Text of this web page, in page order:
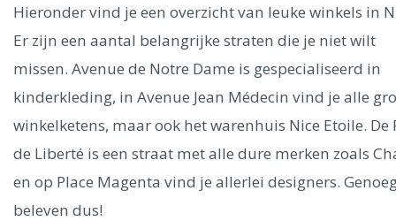
Phoenix
Dresden
Hieronder vind je een overzicht van leuke winkels in
Er zijn een aantal belangrijke straten die je niet wilt
missen. Avenue de Notre Dame is gespecialiseerd in
kinderkleding, in Avenue Jean Médecin vind je alle
winkelketens, maar ook het warenhuis Nice Etoile. De
de Liberté is een straat met alle dure merken zoals
en op Place Magenta vind je allerlei designers.
beleven dus!